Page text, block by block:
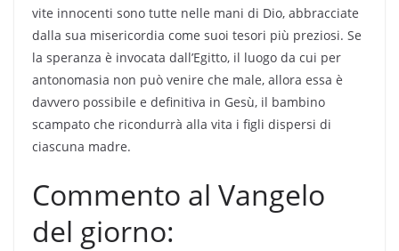
vite innocenti sono tutte nelle mani di Dio, abbracciate
dalla sua misericordia come suoi tesori più preziosi. Se
la speranza è invocata dall’Egitto, il luogo da cui per
antonomasia non può venire che male, allora essa è
davvero possibile e definitiva in Gesù, il bambino
scampato che ricondurrà alla vita i figli dispersi di
ciascuna madre.
Commento al Vangelo
del giorno: